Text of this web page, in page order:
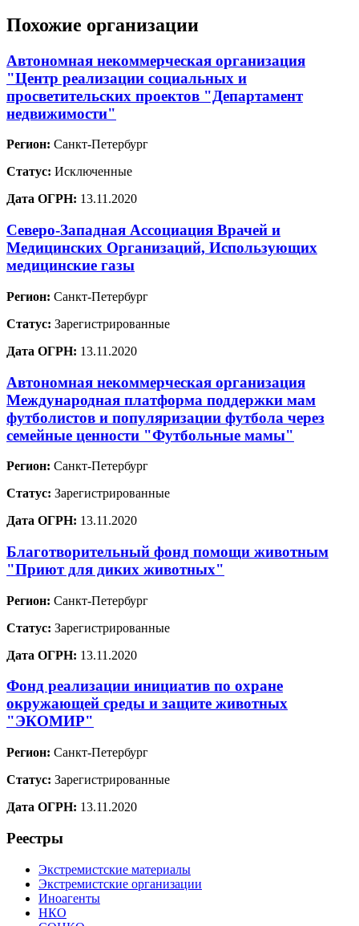
Похожие организации
Автономная некоммерческая организация
"Центр реализации социальных и
просветительских проектов "Департамент
недвижимости"
Регион: Санкт-Петербург
Статус: Исключенные
Дата ОГРН: 13.11.2020
Северо-Западная Ассоциация Врачей и
Медицинских Организаций, Использующих
медицинские газы
Регион: Санкт-Петербург
Статус: Зарегистрированные
Дата ОГРН: 13.11.2020
Автономная некоммерческая организация
Международная платформа поддержки мам
футболистов и популяризации футбола через
семейные ценности "Футбольные мамы"
Регион: Санкт-Петербург
Статус: Зарегистрированные
Дата ОГРН: 13.11.2020
Благотворительный фонд помощи животным
"Приют для диких животных"
Регион: Санкт-Петербург
Статус: Зарегистрированные
Дата ОГРН: 13.11.2020
Фонд реализации инициатив по охране
окружающей среды и защите животных
"ЭКОМИР"
Регион: Санкт-Петербург
Статус: Зарегистрированные
Дата ОГРН: 13.11.2020
Реестры
Экстремистские материалы
Экстремистские организации
Иноагенты
НКО